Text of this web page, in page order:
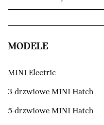
MODELE
MINI Electric
3-drzwiowe MINI Hatch
5-drzwiowe MINI Hatch